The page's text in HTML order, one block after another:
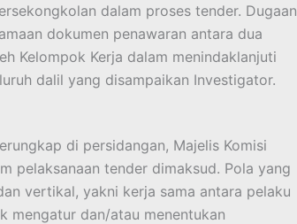
dalam proses tender. Dugaan
dokumen penawaran antara dua
Kelompok Kerja dalam menindaklanjuti
dalil yang disampaikan Investigator.
di persidangan, Majelis Komisi
pelaksanaan tender dimaksud. Pola yang
vertikal, yakni kerja sama antara pelaku
mengatur dan/atau menentukan